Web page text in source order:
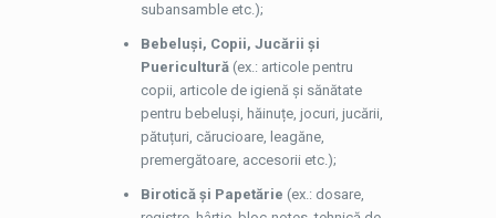
subansamble etc.);
Bebeluși, Copii, Jucării și
Puericultură(ex.: articole pentru
copii, articole de igienă și sănătate
pentru bebeluși, hăinuțe, jocuri, jucării,
pătuțuri, cărucioare, leagăne,
premergătoare, accesorii etc.);
Birotică și Papetărie (ex.: dosare,